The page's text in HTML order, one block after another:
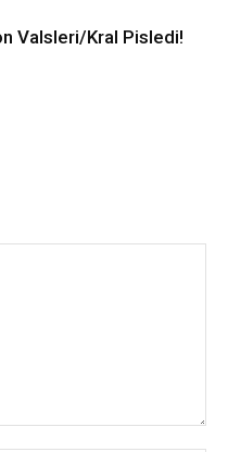
Valsleri/Kral Pisledi!